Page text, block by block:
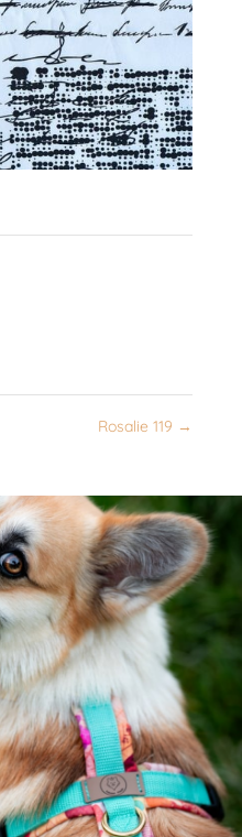
Rosalie 119 →